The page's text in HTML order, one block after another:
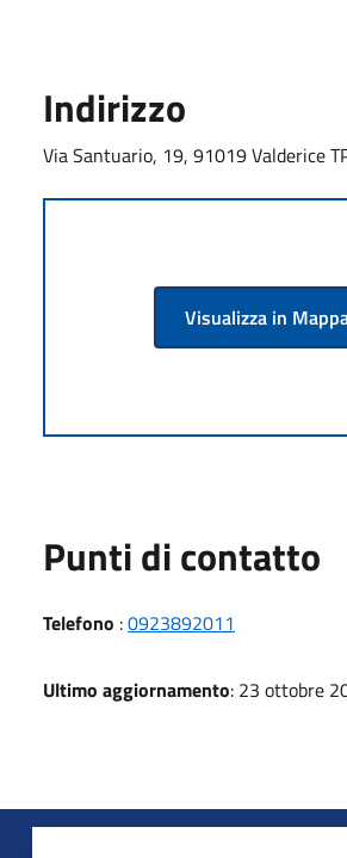
Indirizzo
Via Santuario, 19, 91019 Valderice
Visualizza in
Punti di contatto
Telefono :0923892011
Ultimo aggiornamento: 23 ottobre